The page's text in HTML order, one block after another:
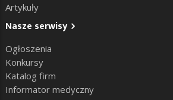
Artykuły
Nasze serwisy
Ogłoszenia
Konkursy
Katalog firm
Informator medyczny